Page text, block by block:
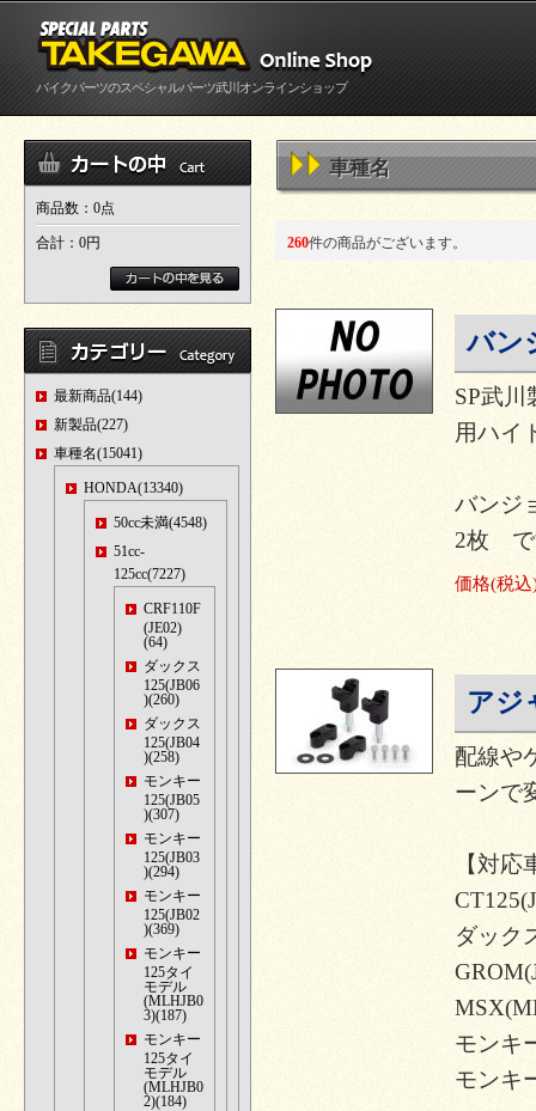
バイクパーツのスペシャルパーツ武川オンラインショップ
商品数：0点
合計： 0円
最新商品(144)
新製品(227)
車種名(15041)
HONDA(13340)
50cc未満(4548)
51cc-
125cc(7227)
CRF110F
(JE02)
(64)
ダックス
125(JB06
)(260)
ダックス
125(JB04
)(258)
モンキー
125(JB05
)(307)
モンキー
125(JB03
)(294)
モンキー
125(JB02
)(369)
モンキー
125タイ
モデル
(MLHJB0
3)(187)
モンキー
125タイ
モデル
(MLHJB0
2)(184)
車種名
260件の商品がございます。
バン
SP武川
用ハイ
バンジ
2枚 で
価格(税込
アジ
配線や
ーンで
【対応
ダック
モンキ
モンキ